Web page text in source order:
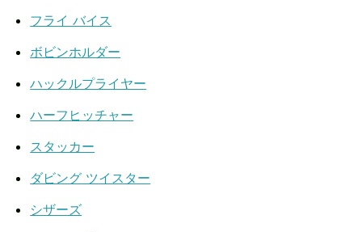
フライ バイス
ボビンホルダー
ハックルプライヤー
ハーフヒッチャー
スタッカー
ダビング ツイスター
シザーズ